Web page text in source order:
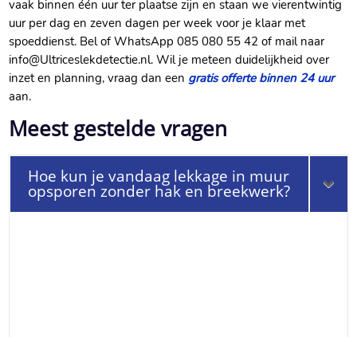
vaak binnen één uur ter plaatse zijn en staan we vierentwintig
uur per dag en zeven dagen per week voor je klaar met
spoeddienst.​ Bel of WhatsApp 085 080 55 42 of mail naar
info@Ultriceslekdetectie.​nl.​ Wil je meteen duidelijkheid over
inzet en planning, vraag dan een gratis offerte binnen 24 uur
aan.​
Meest gestelde vragen
Hoe kun je vandaag lekkage in muur
opsporen zonder hak en breekwerk?